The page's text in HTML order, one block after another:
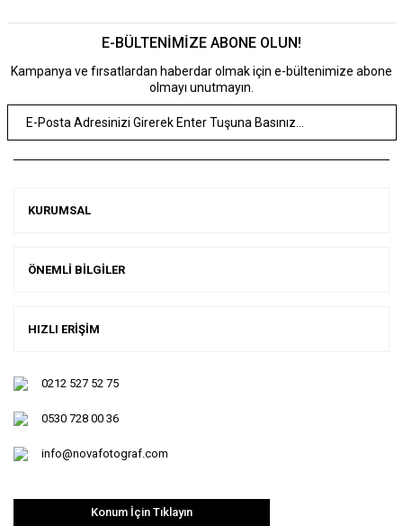
E-BÜLTENİMİZE ABONE OLUN!
Kampanya ve fırsatlardan haberdar olmak için e-bültenimize abone
olmayı unutmayın.
KURUMSAL
ÖNEMLİ BİLGİLER
HIZLI ERİŞİM
0212 527 52 75
0530 728 00 36
info@novafotograf.com
Konum İçin Tıklayın